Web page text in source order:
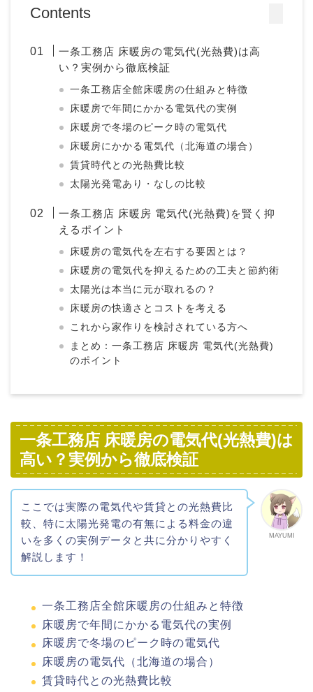
Contents
一条工務店 床暖房の電気代(光熱費)は高
い？実例から徹底検証
一条工務店全館床暖房の仕組みと特徴
床暖房で年間にかかる電気代の実例
床暖房で冬場のピーク時の電気代
床暖房にかかる電気代（北海道の場合）
賃貸時代との光熱費比較
太陽光発電あり・なしの比較
一条工務店 床暖房 電気代(光熱費)を賢く抑
えるポイント
床暖房の電気代を左右する要因とは？
床暖房の電気代を抑えるための工夫と節約術
太陽光は本当に元が取れるの？
床暖房の快適さとコストを考える
これから家作りを検討されている方へ
まとめ：一条工務店 床暖房 電気代(光熱費)
のポイント
一条工務店 床暖房の電気代(光熱費)は
高い？実例から徹底検証
MAYUMI
ここでは実際の電気代や賃貸との光熱費比
較、特に太陽光発電の有無による料金の違
いを多くの実例データと共に分かりやすく
解説します！
一条工務店全館床暖房の仕組みと特徴
床暖房で年間にかかる電気代の実例
床暖房で冬場のピーク時の電気代
床暖房の電気代（北海道の場合）
賃貸時代との光熱費比較